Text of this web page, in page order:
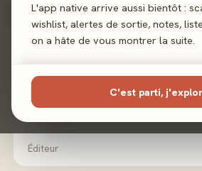
L'app native arrive aussi bientôt :
wishlist, alertes de sortie, notes,
on a hâte de vous montrer la suite.
C'est parti,
Sortie
Auteur
Éditeur